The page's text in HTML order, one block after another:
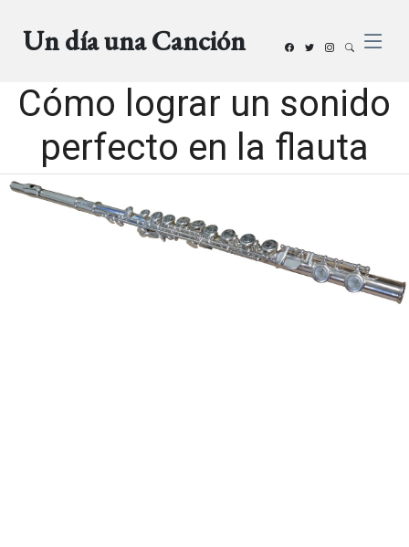
Un día una Canción
Cómo lograr un sonido
perfecto en la flauta